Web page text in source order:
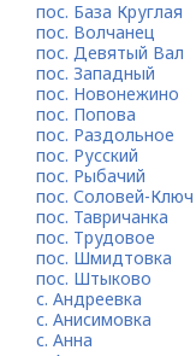
пос. База Круглая
пос. Волчанец
пос. Девятый Вал
пос. Западный
пос. Новонежино
пос. Попова
пос. Раздольное
пос. Русский
пос. Рыбачий
пос. Соловей-Ключ
пос. Тавричанка
пос. Трудовое
пос. Шмидтовка
пос. Штыково
с. Андреевка
с. Анисимовка
с. Анна